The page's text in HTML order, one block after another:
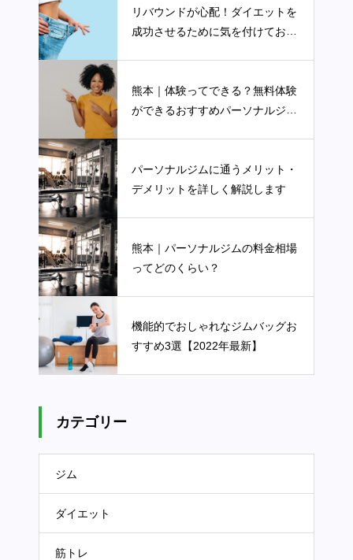
リバウンドが心配！ダイエットを
成功させるために気を付けておく
熊本｜体験ってできる？無料体験
ができるおすすめパーソナルジム
パーソナルジムに通うメリット・
デメリットを詳しく解説します
熊本｜パーソナルジムの料金相場
ってどのくらい？
機能的でおしゃれなジムバッグお
すすめ3選【2022年最新】
カテゴリー
ジム
ダイエット
筋トレ